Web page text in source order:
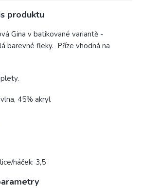
produktu
Gina v batikované variantě -
barevné fleky. Příze vhodná na
45% akryl
háček: 3,5